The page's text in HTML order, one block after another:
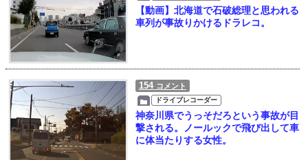
【動画】北海道で石破総理と思われる
車列が事故りかけるドラレコ。
154 コメント
ドライブレコーダー
神奈川県でうっそだろという事故が目
撃される。ノールックで飛び出して車
に体当たりする女性。